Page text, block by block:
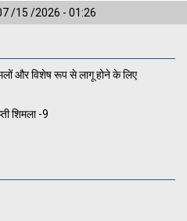
/15 /2026 - 01:26
और विशेष रूप से लागू होने के लिए
शिमला -9